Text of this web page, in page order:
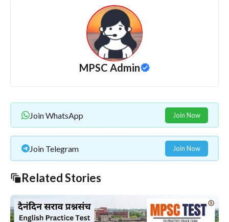
MPSC Admin
Join WhatsApp Join Now
Join Telegram Join Now
Related Stories